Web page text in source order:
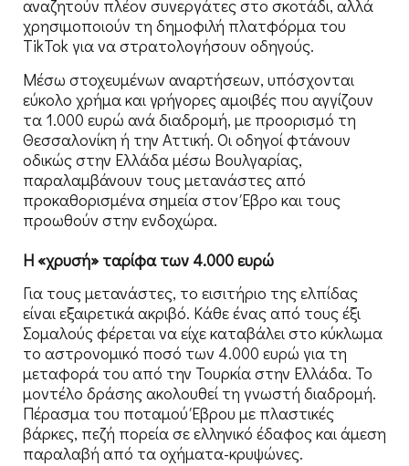
αναζητούν πλέον συνεργάτες στο σκοτάδι, αλλά
χρησιμοποιούν τη δημοφιλή πλατφόρμα του
TikTok για να στρατολογήσουν οδηγούς.
Μέσω στοχευμένων αναρτήσεων, υπόσχονται
εύκολο χρήμα και γρήγορες αμοιβές που αγγίζουν
τα 1.000 ευρώ ανά διαδρομή, με προορισμό τη
Θεσσαλονίκη ή την Αττική. Οι οδηγοί φτάνουν
οδικώς στην Ελλάδα μέσω Βουλγαρίας,
παραλαμβάνουν τους μετανάστες από
προκαθορισμένα σημεία στον Έβρο και τους
προωθούν στην ενδοχώρα.
Η «χρυσή» ταρίφα των 4.000 ευρώ
Για τους μετανάστες, το εισιτήριο της ελπίδας
είναι εξαιρετικά ακριβό. Κάθε ένας από τους έξι
Σομαλούς φέρεται να είχε καταβάλει στο κύκλωμα
το αστρονομικό ποσό των 4.000 ευρώ για τη
μεταφορά του από την Τουρκία στην Ελλάδα. Το
μοντέλο δράσης ακολουθεί τη γνωστή διαδρομή.
Πέρασμα του ποταμού Έβρου με πλαστικές
βάρκες, πεζή πορεία σε ελληνικό έδαφος και άμεση
παραλαβή από τα οχήματα-κρυψώνες.